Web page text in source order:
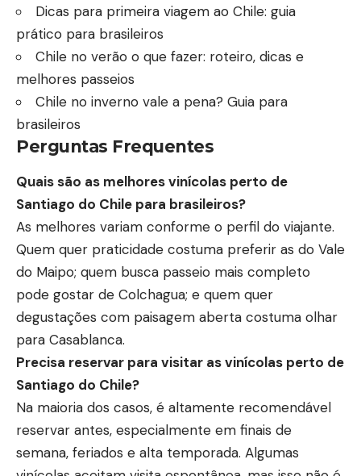
Dicas para primeira viagem ao Chile: guia
prático para brasileiros
Chile no verão o que fazer: roteiro, dicas e
melhores passeios
Chile no inverno vale a pena? Guia para
brasileiros
Perguntas Frequentes
Quais são as melhores vinícolas perto de
Santiago do Chile para brasileiros?
As melhores variam conforme o perfil do viajante.
Quem quer praticidade costuma preferir as do Vale
do Maipo; quem busca passeio mais completo
pode gostar de Colchagua; e quem quer
degustações com paisagem aberta costuma olhar
para Casablanca.
Precisa reservar para visitar as vinícolas perto de
Santiago do Chile?
Na maioria dos casos, é altamente recomendável
reservar antes, especialmente em finais de
semana, feriados e alta temporada. Algumas